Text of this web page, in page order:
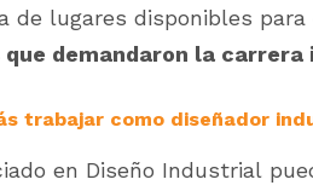
de lugares disponibles
demandaron la carrera
trabajar como diseñador
en Diseño Industrial